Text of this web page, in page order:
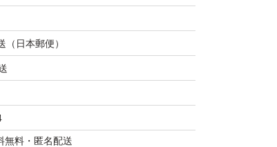
3枚目をご覧ください。
）での発送です。厚さがギリギリの
ール袋と封筒での梱包となります。
子出品しております。
（日本郵便）
無料・匿名配送